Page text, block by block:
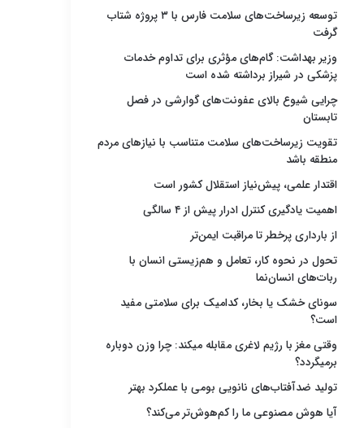
توسعه زیرساخت‌های سلامت فارس با ۳ پروژه شتاب
گرفت
وزیر بهداشت: گام‌های مؤثری برای تداوم خدمات
پزشکی در شیراز برداشته شده است
چرایی شیوع بالای عفونت‌های گوارشی در فصل
تابستان
تقویت زیرساخت‌های سلامت متناسب با نیازهای مردم
منطقه باشد
اقتدار علمی، پیش‌نیاز استقلال کشور است
اهمیت یادگیری کنترل ادرار پیش از ۴ سالگی
از بارداری پرخطر تا مراقبت ایمن‌تر
تحول در نحوه کار، تعامل و هم‌زیستی انسان با
ربات‌های انسان‌نما
سونای خشک یا بخار، کدامیک برای سلامتی مفید
است؟
وقتی مغز با رژیم لاغری مقابله میکند: چرا وزن دوباره
برمیگردد؟
تولید ضدآفتاب‌های نانویی بومی با عملکرد بهتر
آیا هوش مصنوعی ما را کم‌هوش‌تر می‌کند؟